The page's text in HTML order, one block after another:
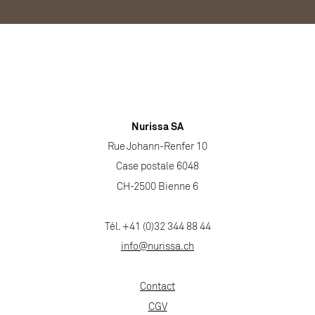
Nurissa SA
Rue Johann-Renfer 10
Case postale 6048
CH-2500 Bienne 6
Tél. +41 (0)32 344 88 44
info@nurissa.ch
Contact
CGV